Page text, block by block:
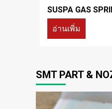
SUSPA GAS
อ่านเพิ่ม
SMT PART &